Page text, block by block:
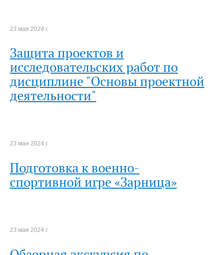
23 мая 2024 г.
Защита проектов и
исследовательских работ по
дисциплине "Основы проектной
деятельности"
23 мая 2024 г.
Подготовка к военно-
спортивной игре «Зарница»
23 мая 2024 г.